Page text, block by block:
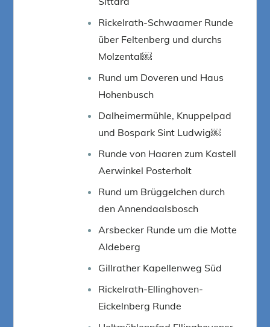
Rickelrath-Schwaamer Runde
über Feltenberg und durchs
Molzental￼
Rund um Doveren und Haus
Hohenbusch
Dalheimermühle, Knuppelpad
und Bospark Sint Ludwig￼
Runde von Haaren zum Kastell
Aerwinkel Posterholt
Rund um Brüggelchen durch
den Annendaalsbosch
Arsbecker Runde um die Motte
Aldeberg
Gillrather Kapellenweg Süd
Rickelrath-Ellinghoven-
Eickelnberg Runde